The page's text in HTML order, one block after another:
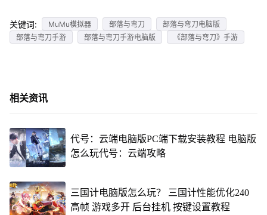
关键词: MuMu模拟器 部落与弯刀
部落与弯刀电脑版
部落与弯刀手游
部落与弯刀手游电脑版 《部落与弯刀》手游
相关资讯
代号：云端电脑版PC端下载安装教程 电脑版
怎么玩代号：云端攻略
三国计电脑版怎么玩？ 三国计性能优化240
高帧 游戏多开 后台挂机 按键设置教程